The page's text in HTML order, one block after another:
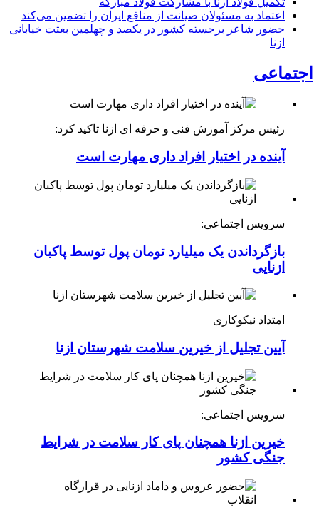
اعتماد به مسئولان صیانت از منافع ایران را تضمین می‌کند
حضور شاعر برجسته کشور در یکصد و چهلمین بعثت خیابانی
ازنا
اجتماعی
رئیس مرکز آموزش فنی و حرفه ای ازنا تاکید کرد:
آینده در اختیار افراد داری مهارت است
سرویس اجتماعی:
بازگرداندن یک میلیارد تومان پول توسط پاکبان
ازنایی
امتداد نیکوکاری
آیین تجلیل از خیرین سلامت شهرستان ازنا
سرویس اجتماعی:
خیرین ازنا همچنان پای کار سلامت در شرایط
جنگی کشور